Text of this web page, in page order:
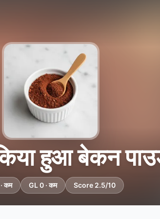
हुआ बेकन
कम GL 0 · कम Score 2.5/10